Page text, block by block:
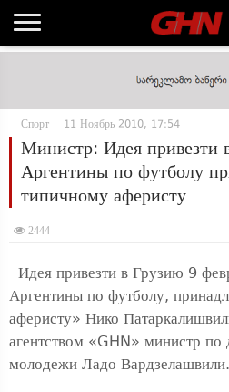
Спорт 11 Ноябрь 2010, 17:54
Министр: Идея привезти
Аргентины по футболу
типичному аферисту
2444
Идея привезти в Грузию 9
Аргентины по футболу,
аферисту» Нико
агентством «GHN» министр по
молодежи Ладо Вардзелашвили.